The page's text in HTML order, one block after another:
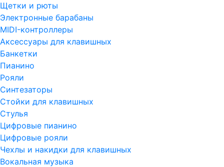
Щетки и рюты
Электронные барабаны
MIDI-контроллеры
Аксессуары для клавишных
Банкетки
Пианино
Рояли
Синтезаторы
Стойки для клавишных
Стулья
Цифровые пианино
Цифровые рояли
Чехлы и накидки для клавишных
Вокальная музыка